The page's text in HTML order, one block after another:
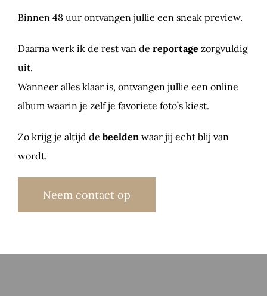
Binnen 48 uur ontvangen jullie een sneak preview.
Daarna werk ik de rest van de reportage zorgvuldig
uit.
Wanneer alles klaar is, ontvangen jullie een online
album waarin je zelf je favoriete foto’s kiest.
Zo krijg je altijd de beelden waar jij echt blij van
wordt.
Neem contact op